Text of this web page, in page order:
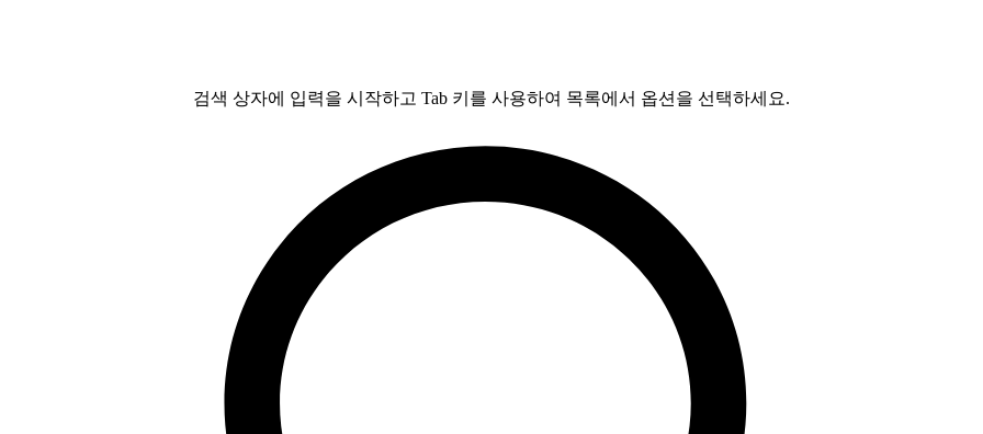
검색 상자에 입력을 시작하고 Tab 키를 사용하여 목록에서 옵션을 선택하세요.